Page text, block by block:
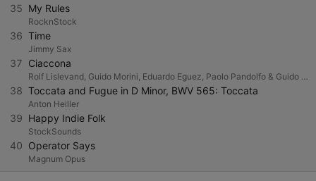
35 My Rules
RocknStock
36 Time
Jimmy Sax
37 Ciaccona
Rolf Lislevand, Guido Morini, Eduardo Eguez, Paolo Pandolfo & Guido Balestracci
38 Toccata and Fugue in D Minor, BWV 565: Toccata
Anton Heiller
39 Happy Indie Folk
StockSounds
40 Operator Says
Magnum Opus